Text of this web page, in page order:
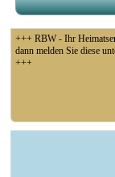
+++ RBW - Ihr
dann melden Sie diese
+++
+++ Coswig: Die Elfähre